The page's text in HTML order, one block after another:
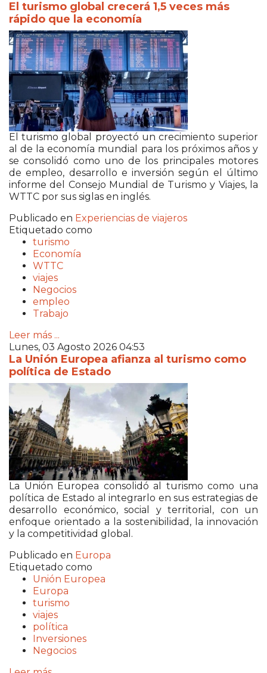
El turismo global crecerá 1,5 veces más
rápido que la economía
El turismo global proyectó un crecimiento superior
al de la economía mundial para los próximos años y
se consolidó como uno de los principales motores
de empleo, desarrollo e inversión según el último
informe del Consejo Mundial de Turismo y Viajes, la
WTTC por sus siglas en inglés.
Publicado en Experiencias de viajeros
Etiquetado como
turismo
Economía
WTTC
viajes
Negocios
empleo
Trabajo
Leer más ...
Lunes, 03 Agosto 2026 04:53
La Unión Europea afianza al turismo como
política de Estado
La Unión Europea consolidó al turismo como una
política de Estado al integrarlo en sus estrategias de
desarrollo económico, social y territorial, con un
enfoque orientado a la sostenibilidad, la innovación
y la competitividad global.
Publicado en Europa
Etiquetado como
Unión Europea
Europa
turismo
viajes
política
Inversiones
Negocios